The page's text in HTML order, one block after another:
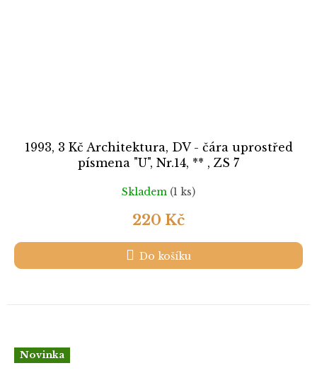
1993, 3 Kč Architektura, DV - čára uprostřed
písmena "U", Nr.14, ** , ZS 7
Skladem (1 ks)
220 Kč
Do košíku
Novinka